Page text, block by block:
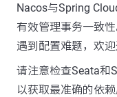
Nacos与Spring
有效管理事务一致
遇到配置难题，欢迎
请注意检查Seata和
以获取最准确的依赖